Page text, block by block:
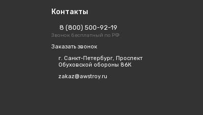
Контакты
8 (800) 500-92-19
Звонок бесплатный по РФ
Заказать звонок
г. Санкт-Петербург, Проспект
Обуховской обороны 86К
zakaz@awstroy.ru